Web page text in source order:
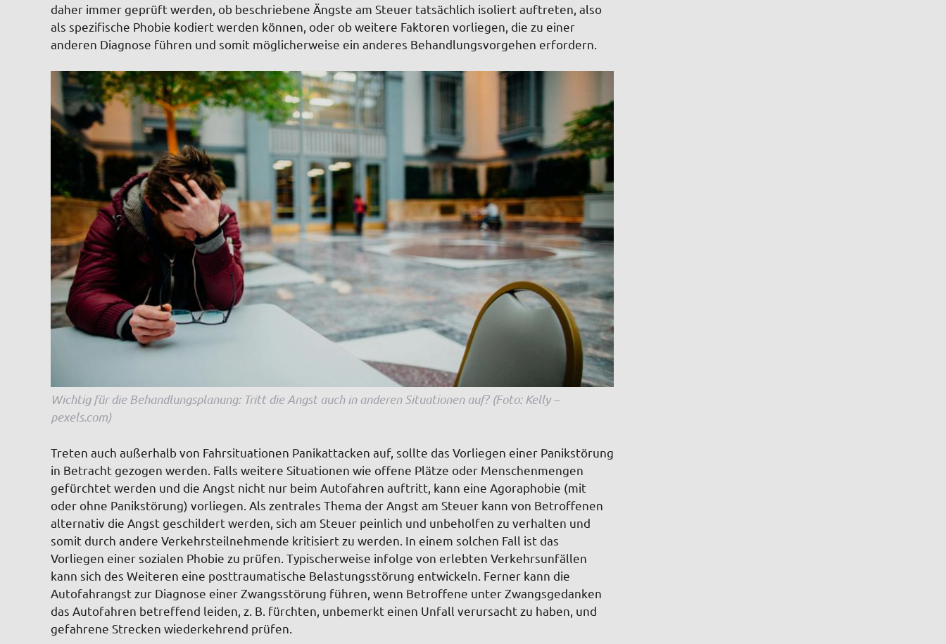
daher immer geprüft werden, ob beschriebene Ängste am Steuer tatsächlich isoliert auftreten, also
als spezifische Phobie kodiert werden können, oder ob weitere Faktoren vorliegen, die zu einer
anderen Diagnose führen und somit möglicherweise ein anderes Behandlungsvorgehen erfordern.
Wichtig für die Behandlungsplanung: Tritt die Angst auch in anderen Situationen auf? (Foto: Kelly –
pexels.com)
Treten auch außerhalb von Fahrsituationen Panikattacken auf, sollte das Vorliegen einer Panikstörung
in Betracht gezogen werden. Falls weitere Situationen wie offene Plätze oder Menschenmengen
gefürchtet werden und die Angst nicht nur beim Autofahren auftritt, kann eine Agoraphobie (mit
oder ohne Panikstörung) vorliegen. Als zentrales Thema der Angst am Steuer kann von Betroffenen
alternativ die Angst geschildert werden, sich am Steuer peinlich und unbeholfen zu verhalten und
somit durch andere Verkehrsteilnehmende kritisiert zu werden. In einem solchen Fall ist das
Vorliegen einer sozialen Phobie zu prüfen. Typischerweise infolge von erlebten Verkehrsunfällen
kann sich des Weiteren eine posttraumatische Belastungsstörung entwickeln. Ferner kann die
Autofahrangst zur Diagnose einer Zwangsstörung führen, wenn Betroffene unter Zwangsgedanken
das Autofahren betreffend leiden, z. B. fürchten, unbemerkt einen Unfall verursacht zu haben, und
gefahrene Strecken wiederkehrend prüfen.